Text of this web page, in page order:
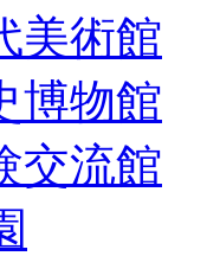
美術館
博物館
交流館